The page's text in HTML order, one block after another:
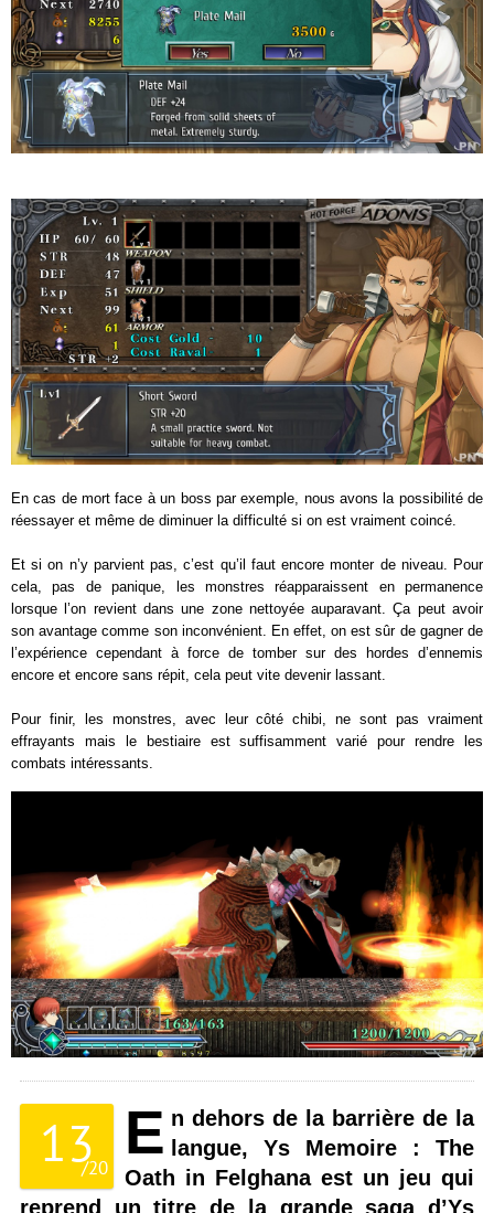
En cas de mort face à un boss par exemple, nous avons la possibilité de
réessayer et même de diminuer la difficulté si on est vraiment coincé.
Et si on n’y parvient pas, c’est qu’il faut encore monter de niveau. Pour
cela, pas de panique, les monstres réapparaissent en permanence
lorsque l’on revient dans une zone nettoyée auparavant. Ça peut avoir
son avantage comme son inconvénient. En effet, on est sûr de gagner de
l’expérience cependant à force de tomber sur des hordes d’ennemis
encore et encore sans répit, cela peut vite devenir lassant.
Pour finir, les monstres, avec leur côté chibi, ne sont pas vraiment
effrayants mais le bestiaire est suffisamment varié pour rendre les
combats intéressants.
13
/20
E n dehors de la barrière de la
langue, Ys Memoire : The
Oath in Felghana est un jeu qui
reprend un titre de la grande saga d’Ys